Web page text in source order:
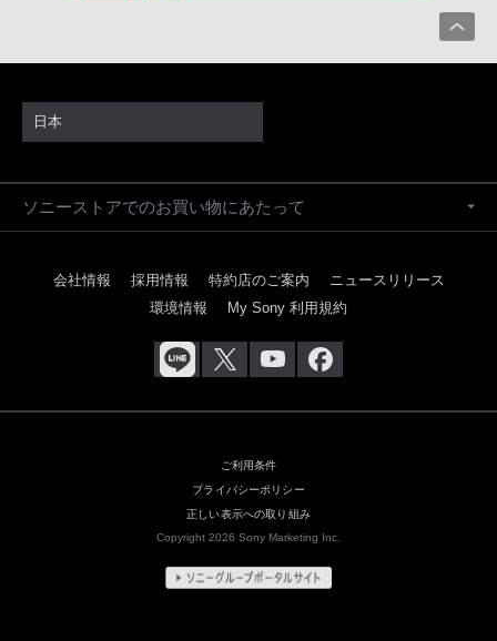
日本
ソニーストアでのお買い物にあたって
会社情報 採用情報 特約店のご案内
ニュースリリース
環境情報
My Sony 利用規約
ご利用条件
プライバシーポリシー
正しい表示への取り組み
Copyright 2026 Sony Marketing Inc.